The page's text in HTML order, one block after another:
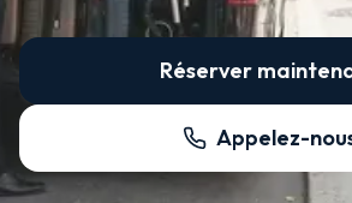
Réserver
Appelez-